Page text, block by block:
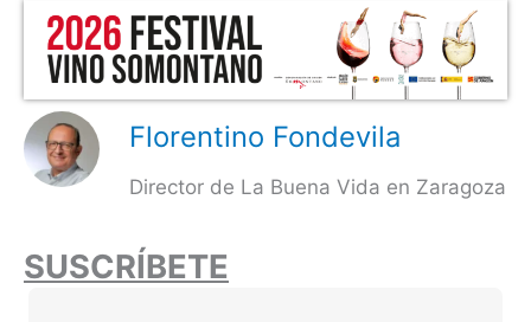
Florentino Fondevila
Director de La Buena Vida en Zaragoza
SUSCRÍBETE